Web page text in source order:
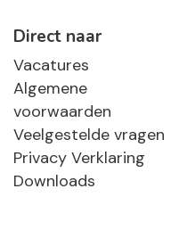
Direct naar
Vacatures
Algemene
voorwaarden
Veelgestelde vragen
Privacy Verklaring
Downloads